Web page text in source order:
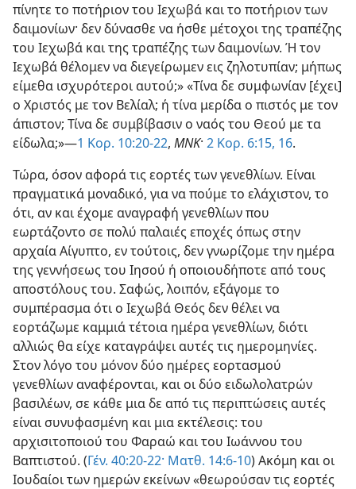
πίνητε το ποτήριον του Ιεχωβά και το ποτήριον των
δαιμονίων· δεν δύνασθε να ήσθε μέτοχοι της τραπέζης
του Ιεχωβά και της τραπέζης των δαιμονίων. Ή τον
Ιεχωβά θέλομεν να διεγείρωμεν εις ζηλοτυπίαν; μήπως
είμεθα ισχυρότεροι αυτού;» «Τίνα δε συμφωνίαν [έχει]
ο Χριστός με τον Βελίαλ; ή τίνα μερίδα ο πιστός με τον
άπιστον; Τίνα δε συμβίβασιν ο ναός του Θεού με τα
είδωλα;»​—1 Κορ. 10:20-22, ΜΝΚ· 2 Κορ. 6:15, 16.
Τώρα, όσον αφορά τις εορτές των γενεθλίων. Είναι
πραγματικά μοναδικό, για να πούμε το ελάχιστον, το
ότι, αν και έχομε αναγραφή γενεθλίων που
εωρτάζοντο σε πολύ παλαιές εποχές όπως στην
αρχαία Αίγυπτο, εν τούτοις, δεν γνωρίζομε την ημέρα
της γεννήσεως του Ιησού ή οποιουδήποτε από τους
αποστόλους του. Σαφώς, λοιπόν, εξάγομε το
συμπέρασμα ότι ο Ιεχωβά Θεός δεν θέλει να
εορτάζωμε καμμιά τέτοια ημέρα γενεθλίων, διότι
αλλιώς θα είχε καταγράψει αυτές τις ημερομηνίες.
Στον λόγο του μόνον δύο ημέρες εορτασμού
γενεθλίων αναφέρονται, και οι δύο ειδωλολατρών
βασιλέων, σε κάθε μια δε από τις περιπτώσεις αυτές
είναι συνυφασμένη και μια εκτέλεσις: του
αρχισιτοποιού του Φαραώ και του Ιωάννου του
Βαπτιστού. (Γέν. 40:20-22· Ματθ. 14:6-10) Ακόμη και οι
Ιουδαίοι των ημερών εκείνων «θεωρούσαν τις εορτές